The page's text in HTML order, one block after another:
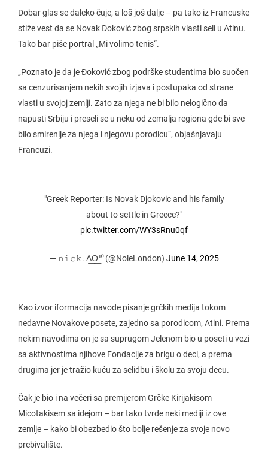
Dobar glas se daleko čuje, a loš još dalje – pa tako iz Francuske
stiže vest da se Novak Đoković zbog srpskih vlasti seli u Atinu.
Tako bar piše portral „Mi volimo tenis“.
„Poznato je da je Đoković zbog podrške studentima bio suočen
sa cenzurisanjem nekih svojih izjava i postupaka od strane
vlasti u svojoj zemlji. Zato za njega ne bi bilo nelogično da
napusti Srbiju i preseli se u neku od zemalja regiona gde bi sve
bilo smirenije za njega i njegovu porodicu“, objašnjavaju
Francuzi.
"Greek Reporter: Is Novak Djokovic and his family
about to settle in Greece?"
pic.twitter.com/WY3sRnu0qf
— 𝚗𝚒𝚌𝚔. A͟O͟¹⁰ (@NoleLondon) June 14, 2025
Kao izvor iformacija navode pisanje grčkih medija tokom
nedavne Novakove posete, zajedno sa porodicom, Atini. Prema
nekim navodima on je sa suprugom Jelenom bio u poseti u vezi
sa aktivnostima njihove Fondacije za brigu o deci, a prema
drugima jer je tražio kuću za selidbu i školu za svoju decu.
Čak je bio i na večeri sa premijerom Grčke Kirijakisom
Micotakisem sa idejom – bar tako tvrde neki mediji iz ove
zemlje – kako bi obezbedio što bolje rešenje za svoje novo
prebivalište.